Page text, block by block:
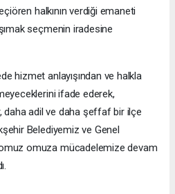
halkının verdiği emaneti
seçmenin iradesine
hizmet anlayışından ve halkla
ifade ederek,
daha adil ve daha şeffaf bir ilçe
Belediyemiz ve Genel
omuza mücadelemize devam